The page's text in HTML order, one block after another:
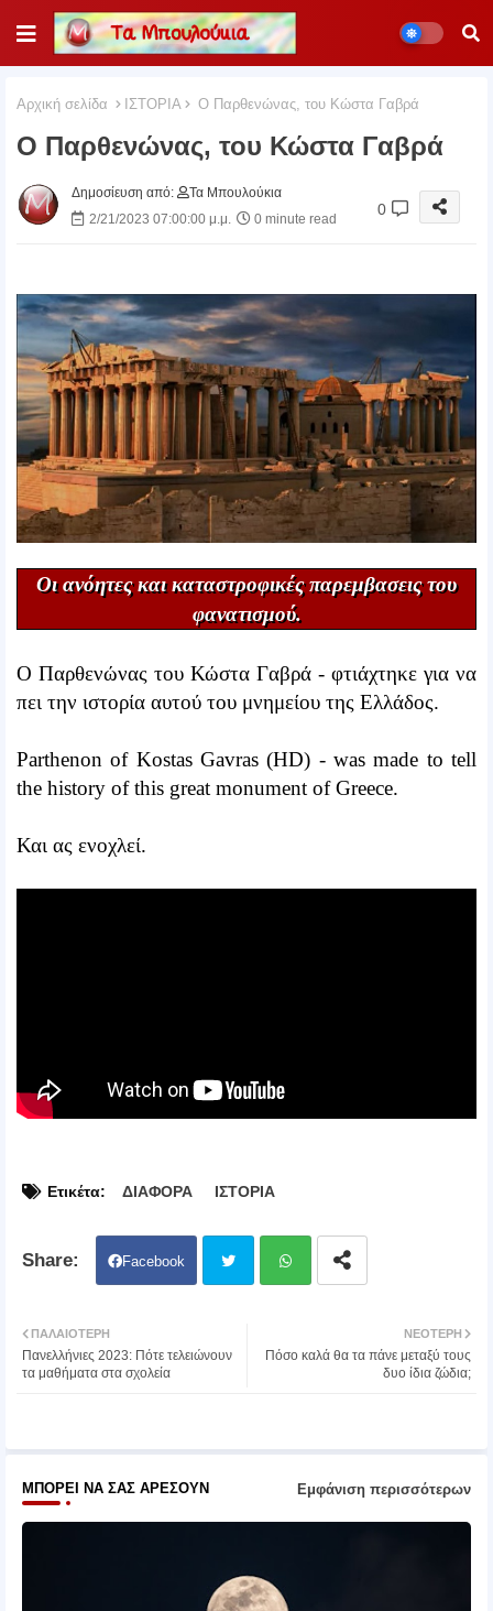
Αρχική σελίδα ΙΣΤΟΡΙΑ Ο Παρθενώνας, του Κώστα Γαβρά
Ο Παρθενώνας, του Κώστα Γαβρά
Δημοσίευση από:
Τα Μπουλούκια
2/21/2023 07:00:00 μ.μ.
0 minute read
0
Οι ανόητες και καταστροφικές παρεμβασεις του
φανατισμού.
Ο Παρθενώνας του Κώστα Γαβρά - φτιάχτηκε για να
πει την ιστορία αυτού του μνημείου της Ελλάδος.
Parthenon of Kostas Gavras (HD) - was made to tell
the history of this great monument of Greece.
Και ας ενοχλεί.
Ετικέτα: ΔΙΑΦΟΡΑ ΙΣΤΟΡΙΑ
Facebook
ter atsa
ΝΕΌΤΕΡΗ
Πόσο καλά θα τα πάνε μεταξύ τους
δυο ίδια ζώδια;
ΠΑΛΑΙΌΤΕΡΗ
Πανελλήνιες 2023: Πότε τελειώνουν
τα μαθήματα στα σχολεία
ΜΠΟΡΕΊ ΝΑ ΣΑΣ ΑΡΈΣΟΥΝ Εμφάνιση περισσότερων